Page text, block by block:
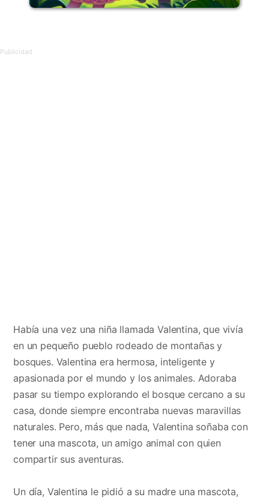
Había una vez una niña llamada Valentina, que vivía
en un pequeño pueblo rodeado de montañas y
bosques. Valentina era hermosa, inteligente y
apasionada por el mundo y los animales. Adoraba
pasar su tiempo explorando el bosque cercano a su
casa, donde siempre encontraba nuevas maravillas
naturales. Pero, más que nada, Valentina soñaba con
tener una mascota, un amigo animal con quien
compartir sus aventuras.
Un día, Valentina le pidió a su madre una mascota,